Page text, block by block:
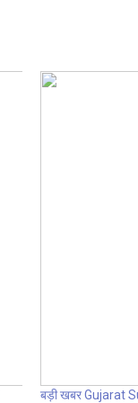
बड़ी खबर Gujarat